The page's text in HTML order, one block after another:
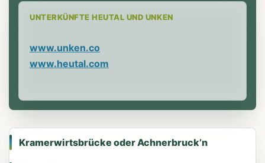
UNTERKÜNFTE HEUTAL UND UNKEN
www.unken.co
www.heutal.com
Kramerwirtsbrücke oder Achnerbruck’n